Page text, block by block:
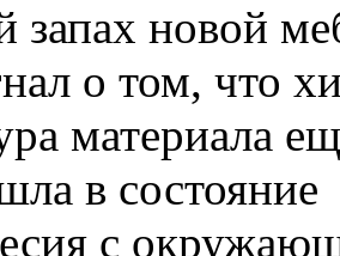
запах новой
о том, что
материала
в состояние
с